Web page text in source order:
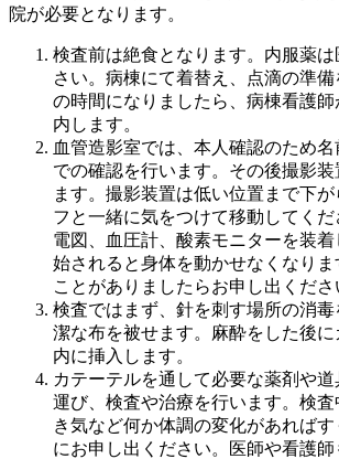
院が必要となります。
検査前は絶食となります。内服薬
さい。病棟にて着替え、点滴の準
の時間になりましたら、病棟看護
内します。
血管造影室では、本人確認のため
での確認を行います。その後撮影
ます。撮影装置は低い位置まで下
フと一緒に気をつけて移動してく
電図、血圧計、酸素モニターを装
始されると身体を動かせなくなり
ことがありましたらお申し出くださ
検査ではまず、針を刺す場所の消
潔な布を被せます。麻酔をした後
内に挿入します。
カテーテルを通して必要な薬剤や
運び、検査や治療を行います。検
き気など何か体調の変化があれば
にお申し出ください。医師や看護